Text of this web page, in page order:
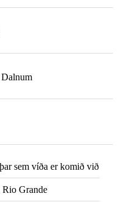
sem víða er komið við
Grande